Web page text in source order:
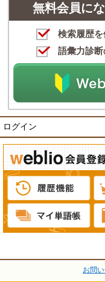
無料会員に
検索履歴を
語彙力診断
ログイン
お問